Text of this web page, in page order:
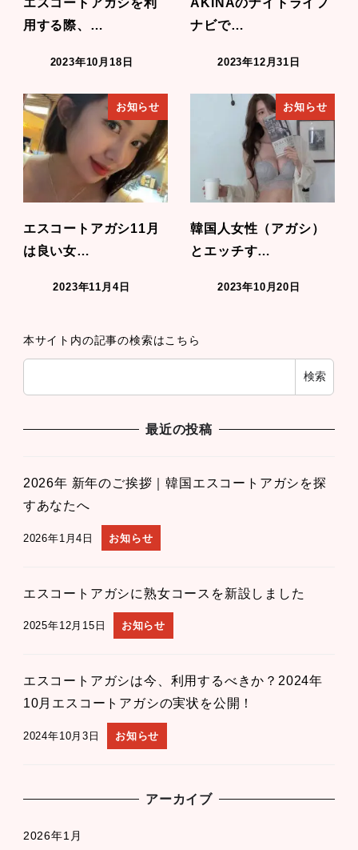
エスコートアガシを利
用する際、…
2023年10月18日
AKINAのナイトライフ
ナビで…
2023年12月31日
お知らせ
エスコートアガシ11月
は良い女…
2023年11月4日
お知らせ
韓国人女性（アガシ）
とエッチす…
2023年10月20日
本サイト内の記事の検索はこちら
検索
最近の投稿
2026年 新年のご挨拶｜韓国エスコートアガシを探
すあなたへ
2026年1月4日 お知らせ
エスコートアガシに熟女コースを新設しました
2025年12月15日 お知らせ
エスコートアガシは今、利用するべきか？2024年
10月エスコートアガシの実状を公開！
2024年10月3日 お知らせ
アーカイブ
2026年1月